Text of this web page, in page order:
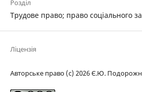
Розділ
Трудове право; право соціального
Ліцензія
Авторське право (c) 2026 Є.Ю.